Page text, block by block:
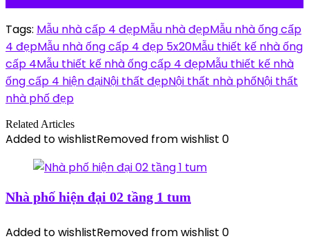
Tags: Mẫu nhà cấp 4 đẹpMẫu nhà đẹpMẫu nhà ống cấp
4 đẹpMẫu nhà ống cấp 4 đẹp 5x20Mẫu thiết kế nhà ống
cấp 4Mẫu thiết kế nhà ống cấp 4 đẹpMẫu thiết kế nhà
ống cấp 4 hiện đạiNội thất đẹpNội thất nhà phốNội thất
nhà phố đẹp
Related Articles
Added to wishlistRemoved from wishlist 0
Nhà phố hiện đại 02 tầng 1 tum
Added to wishlistRemoved from wishlist 0